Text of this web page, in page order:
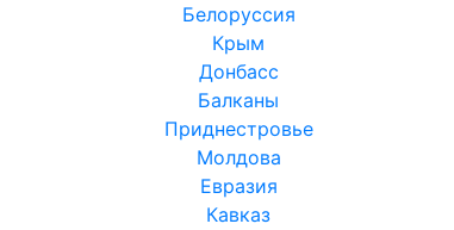
Белоруссия
Крым
Донбасс
Балканы
Приднестровье
Молдова
Евразия
Кавказ